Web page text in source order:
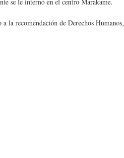
la recomendación de Derechos Humanos,